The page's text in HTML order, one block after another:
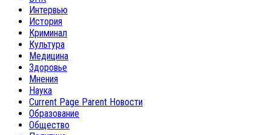
Интервью
История
Криминал
Культура
Медицина
Здоровье
Мнения
Наука
Current Page Parent Новости
Образование
Общество